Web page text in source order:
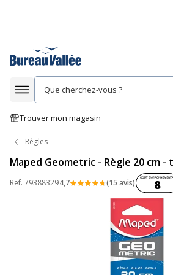
Afficher la navigation
Trouver mon magasin
Règles
Maped Geometric - Règle 20 cm
Ref. 793883294,7 (15 avis)Coût8